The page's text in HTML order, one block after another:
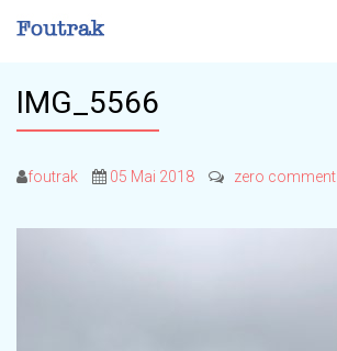
IMG_5566
foutrak 05 Mai 2018 zero comment